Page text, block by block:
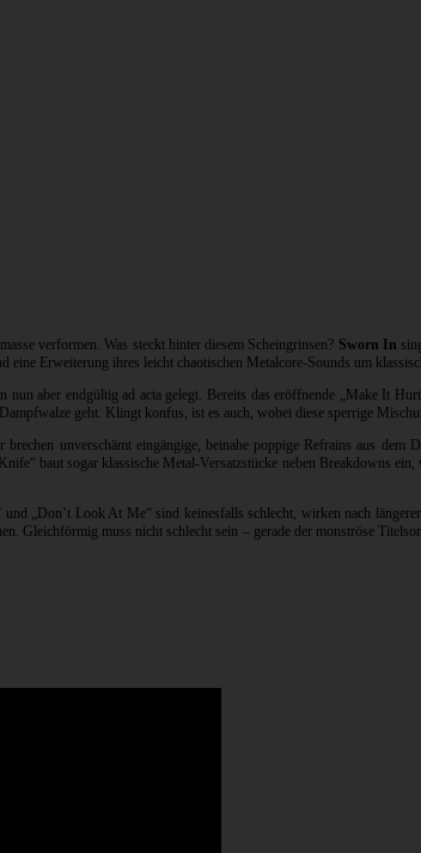
verformen. Was steckt hinter diesem Scheingrinsen? Sworn In
Erweiterung ihres leicht chaotischen Metalcore-Sounds um
aber endgültig ad acta gelegt. Bereits das eröffnende „Make It
geht. Klingt konfus, ist es auch, wobei diese sperrige
unverschämt eingängige, beinahe poppige Refrains aus
baut sogar klassische Metal-Versatzstücke neben Breakdowns
„Don’t Look At Me“ sind keinesfalls schlecht, wirken nach
muss nicht schlecht sein – gerade der monströse